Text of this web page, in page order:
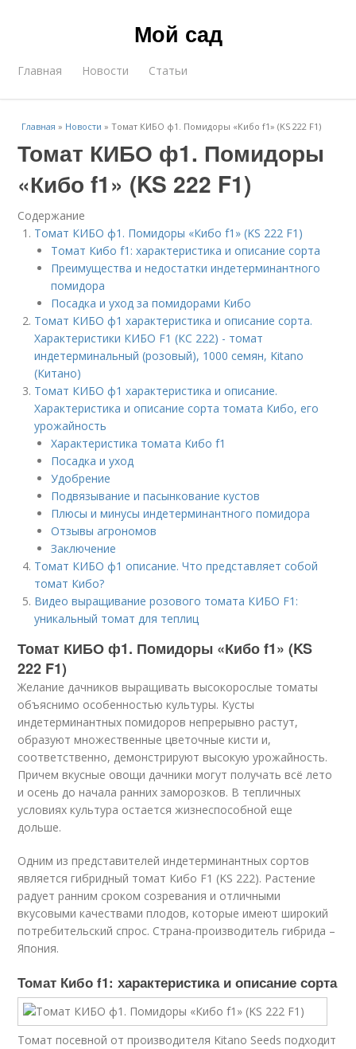
Мой сад
Главная Новости Статьи
Главная » Новости »Томат КИБО ф1. Помидоры «Кибо f1» (KS 222 F1)
Томат КИБО ф1. Помидоры
«Кибо f1» (KS 222 F1)
Содержание
Томат КИБО ф1. Помидоры «Кибо f1» (KS 222 F1)
Томат Кибо f1: характеристика и описание сорта
Преимущества и недостатки индетерминантного
помидора
Посадка и уход за помидорами Кибо
Томат КИБО ф1 характеристика и описание сорта.
Характеристики КИБО F1 (КС 222) - томат
индетерминальный (розовый), 1000 семян, Kitano
(Китано)
Томат КИБО ф1 характеристика и описание.
Характеристика и описание сорта томата Кибо, его
урожайность
Характеристика томата Кибо f1
Посадка и уход
Удобрение
Подвязывание и пасынкование кустов
Плюсы и минусы индетерминантного помидора
Отзывы агрономов
Заключение
Томат КИБО ф1 описание. Что представляет собой
томат Кибо?
Видео выращивание розового томата КИБО F1:
уникальный томат для теплиц
Томат КИБО ф1. Помидоры «Кибо f1» (KS
222 F1)
Желание дачников выращивать высокорослые томаты
объяснимо особенностью культуры. Кусты
индетерминантных помидоров непрерывно растут,
образуют множественные цветочные кисти и,
соответственно, демонстрируют высокую урожайность.
Причем вкусные овощи дачники могут получать всё лето
и осень до начала ранних заморозков. В тепличных
условиях культура остается жизнеспособной еще
дольше.
Одним из представителей индетерминантных сортов
является гибридный томат Кибо F1 (KS 222). Растение
радует ранним сроком созревания и отличными
вкусовыми качествами плодов, которые имеют широкий
потребительский спрос. Страна-производитель гибрида –
Япония.
Томат Кибо f1: характеристика и описание сорта
Томат посевной от производителя Kitano Seeds подходит